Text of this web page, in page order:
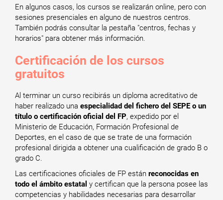
En algunos casos, los cursos se realizarán online, pero con
sesiones presenciales en alguno de nuestros centros.
También podrás consultar la pestaña "centros, fechas y
horarios" para obtener más información.
Certificación de los cursos
gratuitos
Al terminar un curso recibirás un diploma acreditativo de
haber realizado una especialidad del fichero del SEPE o un
título o certificación oficial del FP, expedido por el
Ministerio de Educación, Formación Profesional de
Deportes, en el caso de que se trate de una formación
profesional dirigida a obtener una cualificación de grado B o
grado C.
Las certificaciones oficiales de FP están reconocidas en
todo el ámbito estatal y certifican que la persona posee las
competencias y habilidades necesarias para desarrollar